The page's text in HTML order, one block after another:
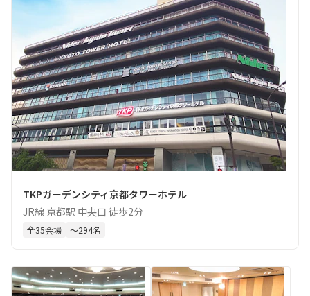
TKPガーデンシティ京都タワーホテル
JR線 京都駅 中央口 徒歩2分
全35会場 〜294名